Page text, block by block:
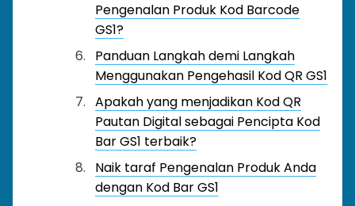
Pengenalan Produk Kod Barcode
GS1?
Panduan Langkah demi Langkah
Menggunakan Pengehasil Kod QR GS1
Apakah yang menjadikan Kod QR
Pautan Digital sebagai Pencipta Kod
Bar GS1 terbaik?
Naik taraf Pengenalan Produk Anda
dengan Kod Bar GS1